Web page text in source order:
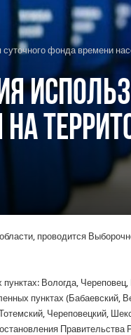
фонда времени
проводится
Вологда, Череповец,
пунктах (Бабаевский,
Череповецкий,
Правительства